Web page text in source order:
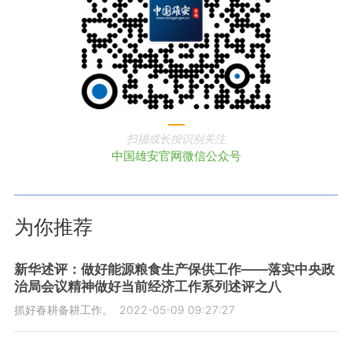
扫描或长按识别关注
中国雄安官网微信公众号
为你推荐
新华述评：做好能源粮食生产保供工作——落实中央政
治局会议精神做好当前经济工作系列述评之八
抓好春耕备耕工作。 2022-05-09 09:27:27